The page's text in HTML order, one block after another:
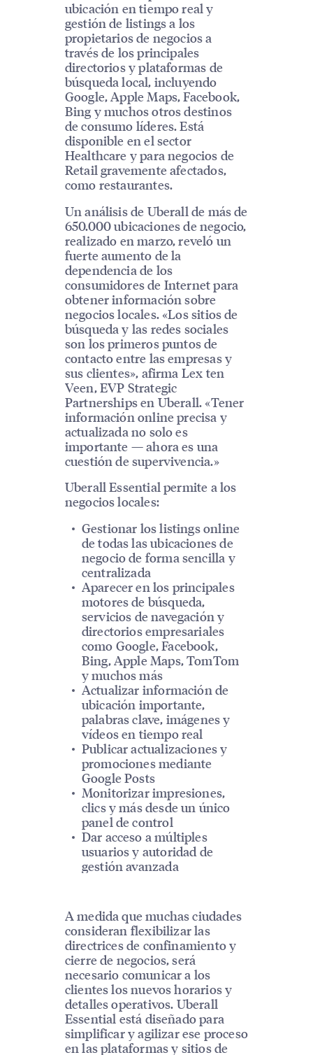
ubicación en tiempo real y
gestión de listings a los
propietarios de negocios a
través de los principales
directorios y plataformas de
búsqueda local, incluyendo
Google, Apple Maps, Facebook,
Bing y muchos otros destinos
de consumo líderes. Está
disponible en el sector
Healthcare y para negocios de
Retail gravemente afectados,
como restaurantes.
Un análisis de Uberall de más de
650.000 ubicaciones de negocio,
realizado en marzo, reveló un
fuerte aumento de la
dependencia de los
consumidores de Internet para
obtener información sobre
negocios locales. «Los sitios de
búsqueda y las redes sociales
son los primeros puntos de
contacto entre las empresas y
sus clientes», afirma Lex ten
Veen, EVP Strategic
Partnerships en Uberall. «Tener
información online precisa y
actualizada no solo es
importante — ahora es una
cuestión de supervivencia.»
Uberall Essential permite a los
negocios locales:
Gestionar los listings online
de todas las ubicaciones de
negocio de forma sencilla y
centralizada
Aparecer en los principales
motores de búsqueda,
servicios de navegación y
directorios empresariales
como Google, Facebook,
Bing, Apple Maps, TomTom
y muchos más
Actualizar información de
ubicación importante,
palabras clave, imágenes y
vídeos en tiempo real
Publicar actualizaciones y
promociones mediante
Google Posts
Monitorizar impresiones,
clics y más desde un único
panel de control
Dar acceso a múltiples
usuarios y autoridad de
gestión avanzada
A medida que muchas ciudades
consideran flexibilizar las
directrices de confinamiento y
cierre de negocios, será
necesario comunicar a los
clientes los nuevos horarios y
detalles operativos. Uberall
Essential está diseñado para
simplificar y agilizar ese proceso
en las plataformas y sitios de